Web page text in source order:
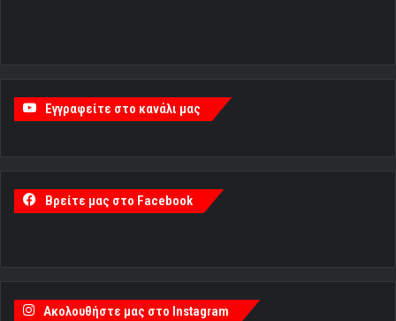
Εγγραφείτε στο κανάλι μας
Βρείτε μας στο Facebook
Ακολουθήστε μας στο Instagram